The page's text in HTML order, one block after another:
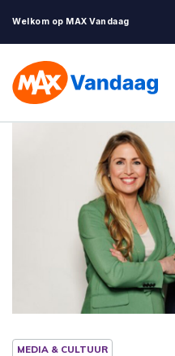
Welkom op MAX Vandaag
MEDIA & CULTUUR